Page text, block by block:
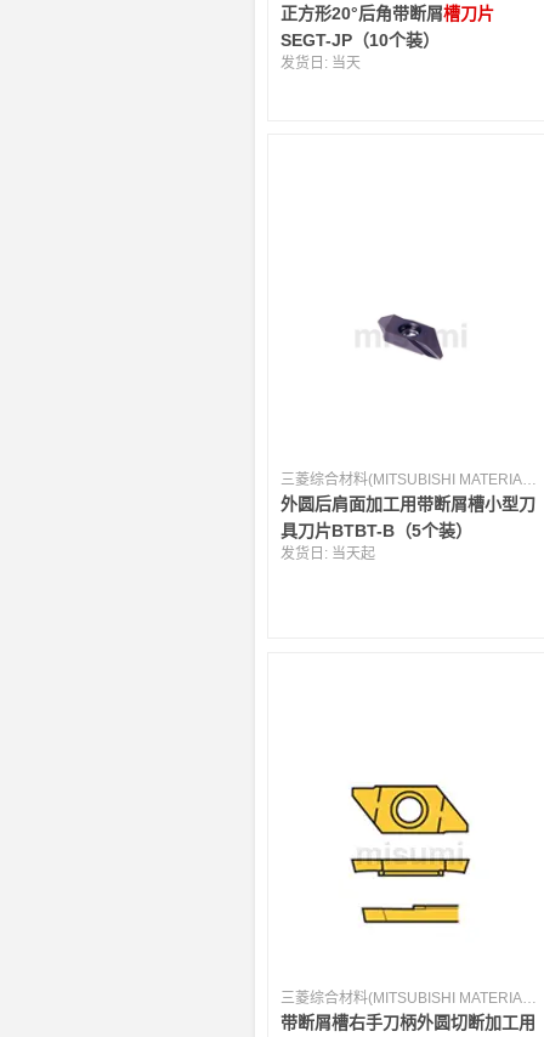
正方形20°后角带断屑槽刀片
SEGT-JP（10个装）
发货日: 当天
三菱综合材料(MITSUBISHI MATERIALS) [日本]
外圆后肩面加工用带断屑槽小型刀
具刀片BTBT-B（5个装）
发货日: 当天起
带断屑槽右手刀柄外圆切断加工用